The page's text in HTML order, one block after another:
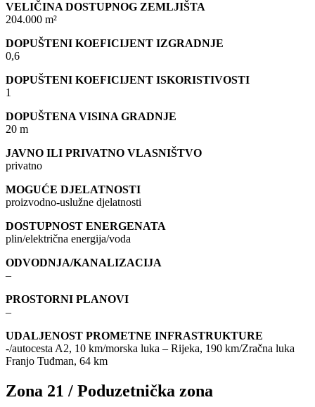
VELIČINA DOSTUPNOG ZEMLJIŠTA
204.000 m²
DOPUŠTENI KOEFICIJENT IZGRADNJE
0,6
DOPUŠTENI KOEFICIJENT ISKORISTIVOSTI
1
DOPUŠTENA VISINA GRADNJE
20 m
JAVNO ILI PRIVATNO VLASNIŠTVO
privatno
MOGUĆE DJELATNOSTI
proizvodno-uslužne djelatnosti
DOSTUPNOST ENERGENATA
plin/električna energija/voda
ODVODNJA/KANALIZACIJA
–
PROSTORNI PLANOVI
–
UDALJENOST PROMETNE INFRASTRUKTURE
-/autocesta A2, 10 km/morska luka – Rijeka, 190 km/Zračna luka
Franjo Tuđman, 64 km
Zona 21 / Poduzetnička zona